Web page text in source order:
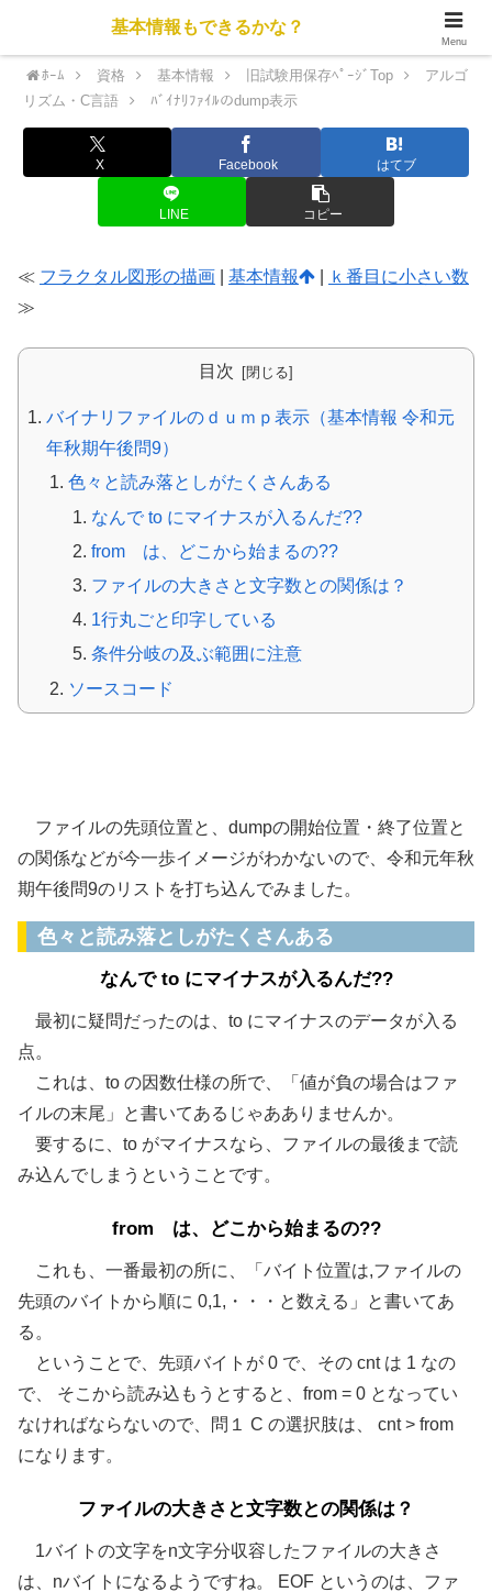
ﾎｰﾑ 資格 基本情報 旧試験用保存ﾍﾟｰｼﾞTop
アルゴ
リズム・C言語
ﾊﾞｲﾅﾘﾌｧｲﾙのdump表示
X Facebook はてブ
LINE コピー
≪ フラクタル図形の描画 基本情報
ｋ番目に小さい数
≫
目次
バイナリファイルのｄｕｍｐ表示（基本情報 令和元
年秋期午後問9）
色々と読み落としがたくさんある
なんで to にマイナスが入るんだ??
from は、どこから始まるの??
ファイルの大きさと文字数との関係は？
1行丸ごと印字している
条件分岐の及ぶ範囲に注意
ソースコード
ファイルの先頭位置と、dumpの開始位置・終了位置と
の関係などが今一歩イメージがわかないので、令和元年秋
期午後問9のリストを打ち込んでみました。
色々と読み落としがたくさんある
なんで to にマイナスが入るんだ??
最初に疑問だったのは、to にマイナスのデータが入る
点。
これは、to の因数仕様の所で、「値が負の場合はファ
イルの末尾」と書いてあるじゃあありませんか。
要するに、to がマイナスなら、ファイルの最後まで読
み込んでしまうということです。
from は、どこから始まるの??
これも、一番最初の所に、「バイト位置は,ファイルの
先頭のバイトから順に 0,1,・・・と数える」と書いてあ
る。
ということで、先頭バイトが 0 で、その cnt は 1 なの
で、 そこから読み込もうとすると、from = 0 となってい
なければならないので、問１ C の選択肢は、
cnt > from
になります。
ファイルの大きさと文字数との関係は？
1バイトの文字をn文字分収容したファイルの大きさ
は、nバイトになるようですね。 EOF というのは、ファ
基本情報もできるかな？
Menu